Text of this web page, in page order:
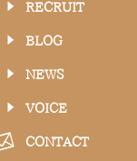
RECRUIT
BLOG
NEWS
VOICE
CONTACT